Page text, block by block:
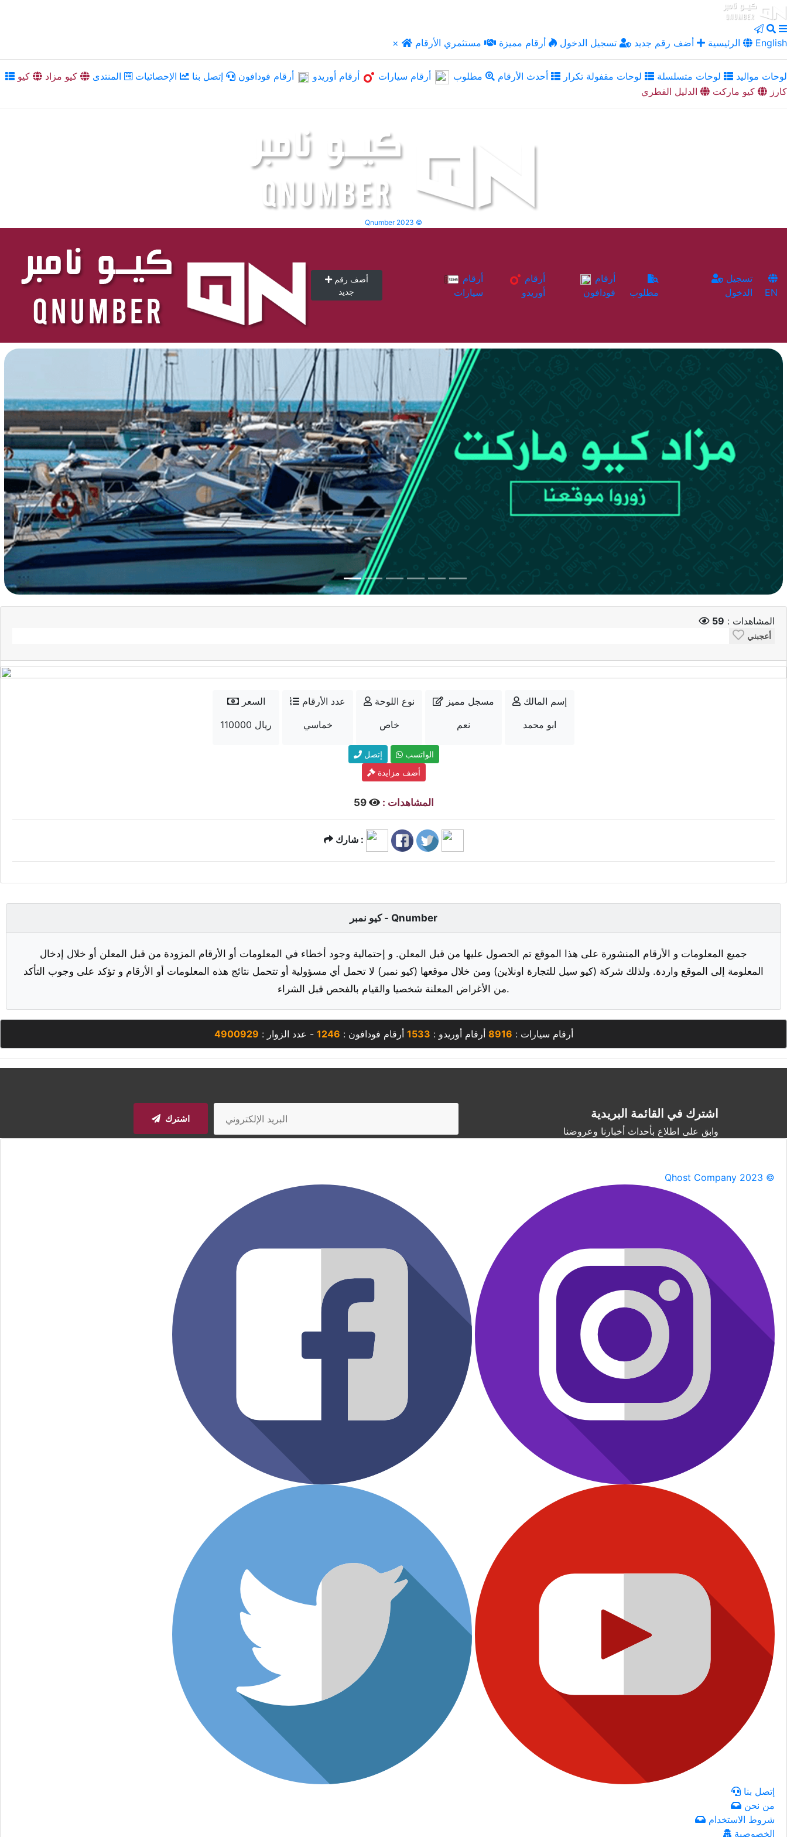
× الرئيسية أضف رقم جديد تسجيل الدخول أرقام مميزة مستثمري الأرقام English
لوحات مواليد لوحات متسلسلة لوحات مقفولة تكرار أحدث الأرقام مطلوب أرقام سيارات أرقام أوريدو أرقام فودافون إتصل بنا الإحصائيات المنتدى كيو مزاد
كيو
كارز
كيو ماركت الدليل القطري
Qnumber 2023 ©
أضف رقم
جديد
سيارات
أوريدو
فودافون
مطلوب
الدخول
EN
المشاهدات : 59
أعجبني
السعر
110000 ريال
عدد الأرقام
خماسي
نوع اللوحة
خاص
مسجل مميز
نعم
إسم المالك
ابو محمد
إتصل
الواتسب
أضف مزايدة
المشاهدات : 59
شارك :
كيو نمبر - Qnumber
جميع المعلومات و الأرقام المنشورة على هذا الموقع تم الحصول عليها من قبل المعلن. و إحتمالية وجود أخطاء في المعلومات أو الأرقام المزودة من قبل المعلن أو خلال إدخال
المعلومة إلى الموقع واردة. ولذلك شركة (كيو سيل للتجارة اونلاين) ومن خلال موقعها (كيو نمبر) لا تحمل أي مسؤولية أو تتحمل نتائج هذه المعلومات أو الأرقام و تؤكد على وجوب التأكد
من الأغراض المعلنة شخصيا والقيام بالفحص قبل الشراء.
أرقام سيارات : 8916 أرقام أوريدو : 1533 أرقام فودافون : 1246 - عدد الزوار : 4900929
اشترك في القائمة البريدية
وابق على اطلاع بأحداث أخبارنا وعروضنا
اشترك
Qhost Company 2023 ©
إتصل بنا
من نحن
شروط الاستخدام
الخصوصية